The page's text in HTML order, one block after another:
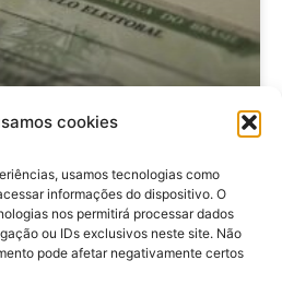
cookies
usamos tecnologias como
informações do dispositivo. O
nos permitirá processar dados
ou IDs exclusivos neste site. Não
pode afetar negativamente certos
investiga
eleitorais